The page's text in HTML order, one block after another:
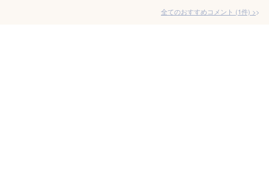
全てのおすすめコメント (1件) >